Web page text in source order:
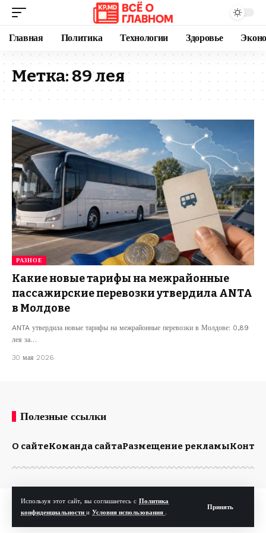
Используя этот сайт, вы соглашаетесь с Политика
конфиденциальности и Условия использования .
Принять
Главная Политика Технологии Здоровье
Метка: 89 лея
РАЗНОЕ
Какие новые тарифы на межрайонные
пассажирские перевозки утвердила ANTA
в Молдове
ANTA утвердила новые тарифы на межрайонные перевозки в Молдове: 0,89
лея за…
30 мая 2026
Полезные ссылки
О сайтеКоманда сайтаРазмещение рекламы
© Kp.md. Все права защищены.